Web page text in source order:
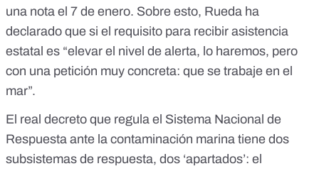
una nota el 7 de enero. Sobre esto, Rueda ha
declarado que si el requisito para recibir asistencia
estatal es “elevar el nivel de alerta, lo haremos, pero
con una petición muy concreta: que se trabaje en el
mar”.
El real decreto que regula el Sistema Nacional de
Respuesta ante la contaminación marina tiene dos
subsistemas de respuesta, dos ‘apartados’: el